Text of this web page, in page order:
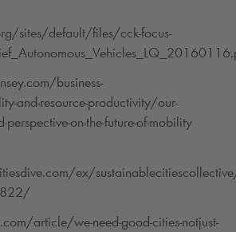
sites/default/files/cck-focus-
business-
and-resource-productivity/our-
on-the-future-of-mobility
ex/
article/we-need-good-cities-notjust-